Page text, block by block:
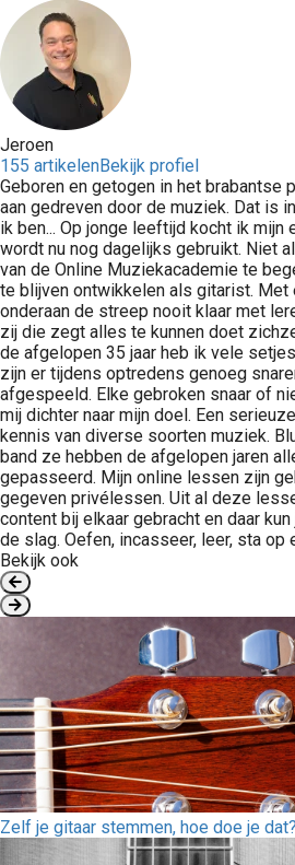
Jeroen
155 artikelenBekijk profiel
Geboren en getogen in het brabantse
aan gedreven door de muziek. Dat is
ik ben... Op jonge leeftijd kocht ik mijn
wordt nu nog dagelijks gebruikt. Niet
van de Online Muziekacademie te
te blijven ontwikkelen als gitarist. Met
onderaan de streep nooit klaar met
zij die zegt alles te kunnen doet
de afgelopen 35 jaar heb ik vele
zijn er tijdens optredens genoeg
afgespeeld. Elke gebroken snaar of
mij dichter naar mijn doel. Een
kennis van diverse soorten muziek.
band ze hebben de afgelopen jaren
gepasseerd. Mijn online lessen zijn
gegeven privélessen. Uit al deze
content bij elkaar gebracht en daar
de slag. Oefen, incasseer, leer, sta op
Bekijk ook
Zelf je gitaar stemmen, hoe doe je dat?